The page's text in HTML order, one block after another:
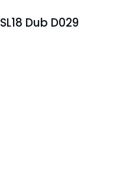
Dub D029